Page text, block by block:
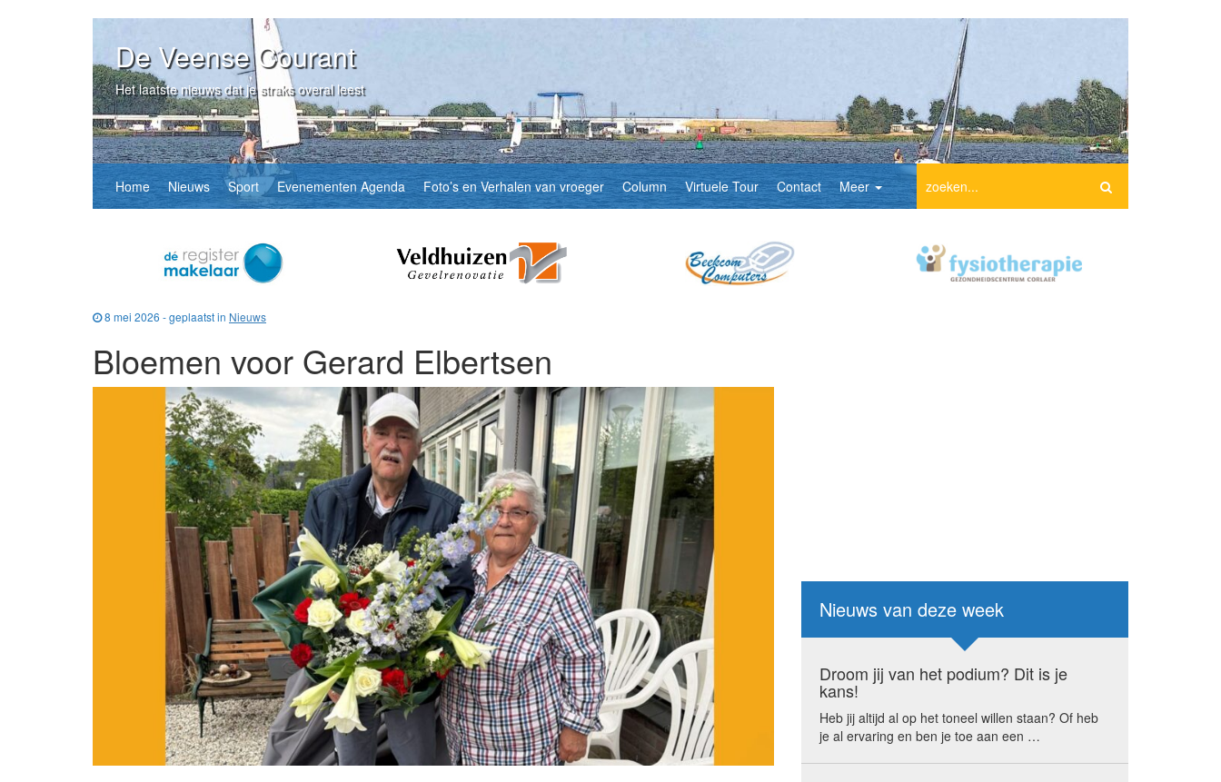
De Veense Courant
Het laatste nieuws dat je straks overal leest
Home Nieuws Sport Evenementen Agenda Foto’s en Verhalen van vroeger Column Virtuele Tour Contact Meer
8 mei 2026 - geplaatst in Nieuws
Bloemen voor Gerard Elbertsen
Nieuws van deze week
Droom jij van het podium? Dit is je
kans!
Heb jij altijd al op het toneel willen staan? Of heb
je al ervaring en ben je toe aan een …